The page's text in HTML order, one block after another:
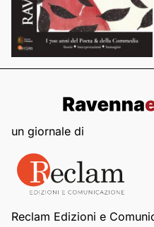
un giornale di
Reclam Edizioni e